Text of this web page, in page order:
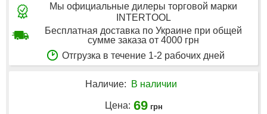
Мы официальные дилеры торговой марки
INTERTOOL
Бесплатная доставка по Украине при общей
сумме заказа от 4000 грн
Отгрузка в течение 1-2 рабочих дней
Наличие: В наличии
Цена: 69 грн